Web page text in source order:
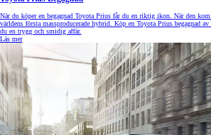
När du köper en begagnad Toyota Prius får du en riktig ikon. När den
världens första massproducerade hybrid. Köp en Toyota Prius begagnad
du en trygg och smidig affär.
Läs mer